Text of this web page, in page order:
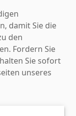
damit Sie die
den
Fordern Sie
Sie sofort
unseres